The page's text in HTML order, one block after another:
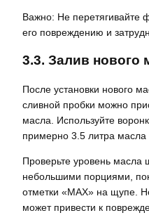
Важно: Не перетягивайте
его повреждению и
3.3. Залив нового
После установки нового
сливной пробки можно
масла. Используйте
примерно 3.5 литра масла
Проверьте уровень
небольшими порциями,
отметки «MAX» на щупе.
может привести к